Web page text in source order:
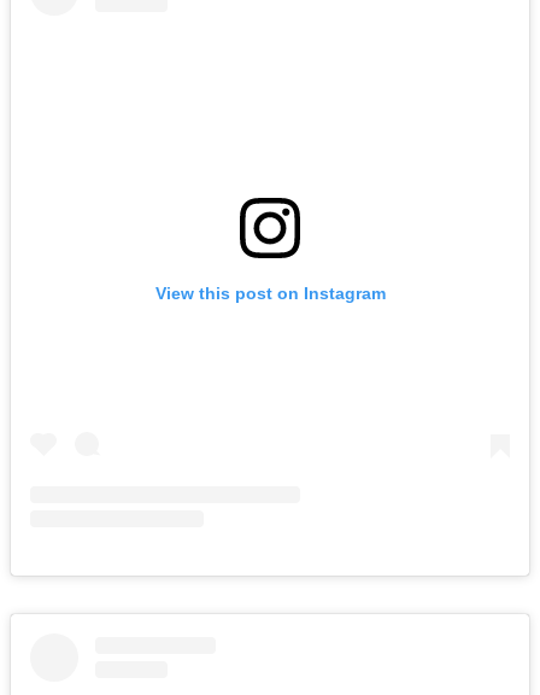
View this post on Instagram